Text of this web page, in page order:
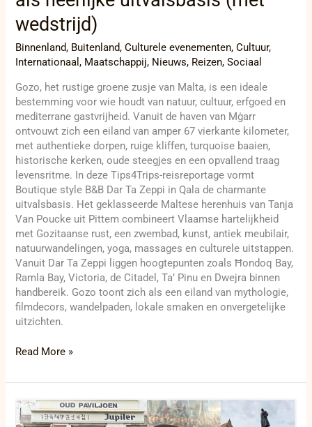
wedstrijd)
Binnenland, Buitenland,Culturele evenementen,Cultuur,
Internationaal, Maatschappij, Nieuws, Reizen,Sociaal
Gozo, het rustige groene zusje van Malta, is een ideale
bestemming voor wie houdt van natuur, cultuur, erfgoed en
mediterrane gastvrijheid. Vanuit de haven van Mġarr
ontvouwt zich een eiland van amper 67 vierkante kilometer,
met authentieke dorpen, ruige kliffen, turquoise baaien,
historische kerken, oude steegjes en een opvallend traag
levensritme. In deze Tips4Trips-reisreportage vormt
Boutique style B&B Dar Ta Zeppi in Qala de charmante
uitvalsbasis. Het geklasseerde Maltese herenhuis van Tanja
Van Poucke uit Pittem combineert Vlaamse hartelijkheid
met Gozitaanse rust, een zwembad, kunst, antiek meubilair,
natuurwandelingen, yoga, massages en culturele uitstappen.
Vanuit Dar Ta Zeppi liggen hoogtepunten zoals Ħondoq Bay,
Ramla Bay, Victoria, de Citadel, Ta’ Pinu en Dwejra binnen
handbereik. Gozo toont zich als een eiland van mythologie,
filmdecors, wandelpaden, lokale smaken en onvergetelijke
uitzichten.
Read More »
Van
Seoul